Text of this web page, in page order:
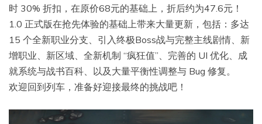
时 30% 折扣，在原价68元的基础上，折后约为47.6元！
1.0 正式版在抢先体验的基础上带来大量更新，包括：多达
15 个全新职业分支、引入终极Boss战与完整主线剧情、新
增职业、新区域、全新机制 “疯狂值”、完善的 UI 优化、成
就系统与战书百科、以及大量平衡性调整与 Bug 修复。
欢迎回到列车，准备好迎接最终的挑战吧！